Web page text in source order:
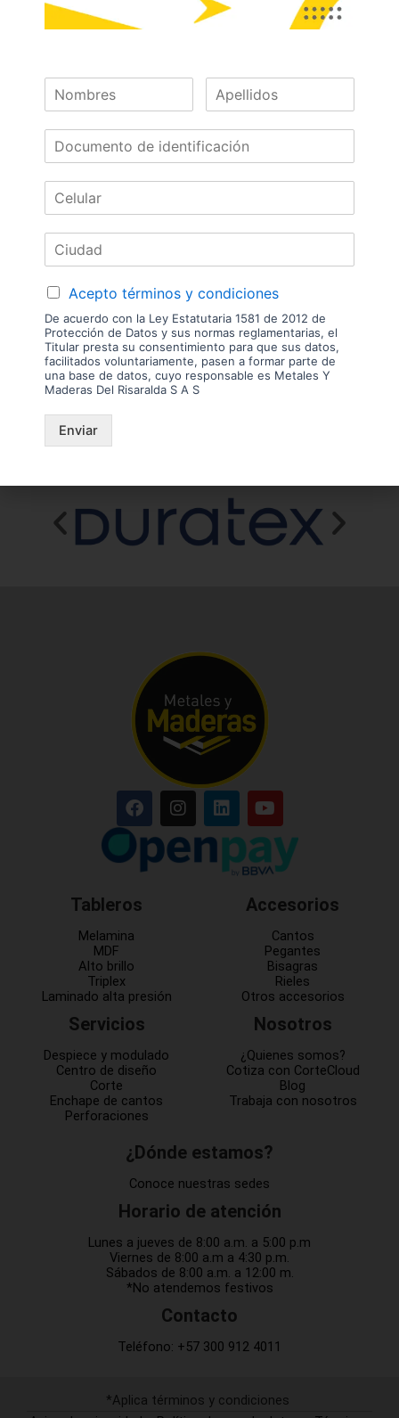
en superficies de tráfico medio
Disponible con tecnología RH (Resistencia
mismas características.
Calibres (mm):
Disponibles: Sobre pedido:
¿Necesitas asesoría?
Las imágenes mostradas son de referencia y los colores podrían variar
despachamos tableros en la zona urbana de las ciudades donde
tenemos sucursal. Disponibilidad de mercancía sujeta a verificación de
Nuestras
Tableros
Melamina
MDF
Alto brillo
Triplex
Laminado alta presión
Servicios
Despiece y modulado
Centro de diseño
Corte
Enchape de cantos
Perforaciones
Accesorios
Cantos
Pegantes
Bisagras
Rieles
Otros accesorios
Nosotros
¿Quienes somos?
Cotiza con CorteCloud
Blog
Trabaja con nosotros
¿Dónde estamos?
Conoce nuestras sedes
Horario de atención
Lunes a jueves de 8:00 a.m. a 5:00 p.m
Viernes de 8:00 a.m a 4:30 p.m.
Sábados de 8:00 a.m. a 12:00 m.
*No atendemos festivos
Contacto
Teléfono: +57 300 912 4011
*Aplica términos y condiciones
Acepto términos y condiciones
De acuerdo con la Ley Estatutaria 1581 de 2012 de
Protección de Datos y sus normas reglamentarias, el
Titular presta su consentimiento para que sus datos,
facilitados voluntariamente, pasen a formar parte de
una base de datos, cuyo responsable es Metales Y
Maderas Del Risaralda S A S
Enviar